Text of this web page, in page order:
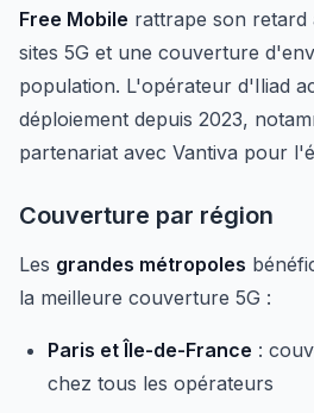
Free Mobile rattrape son retard
sites 5G et une couverture
population. L'opérateur d'Iliad
déploiement depuis 2023,
partenariat avec Vantiva pour
Couverture par région
Les grandes métropoles
la meilleure couverture 5G :
Paris et Île-de-France :
chez tous les opérateurs